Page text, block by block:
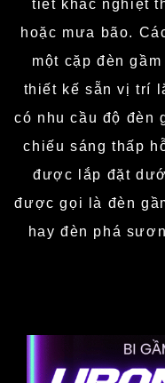
tiết khắc nghiệt
hoặc mưa bão.
một cặp đèn
thiết kế sẵn vị trí
có nhu cầu độ đèn
chiếu sáng thấp
được lắp đặt
được gọi là đèn
hay đèn phá